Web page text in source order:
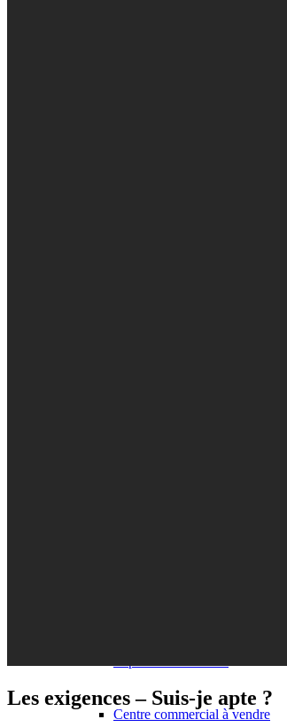
Centre commercial à vendre
Les exigences – Suis-je apte ?